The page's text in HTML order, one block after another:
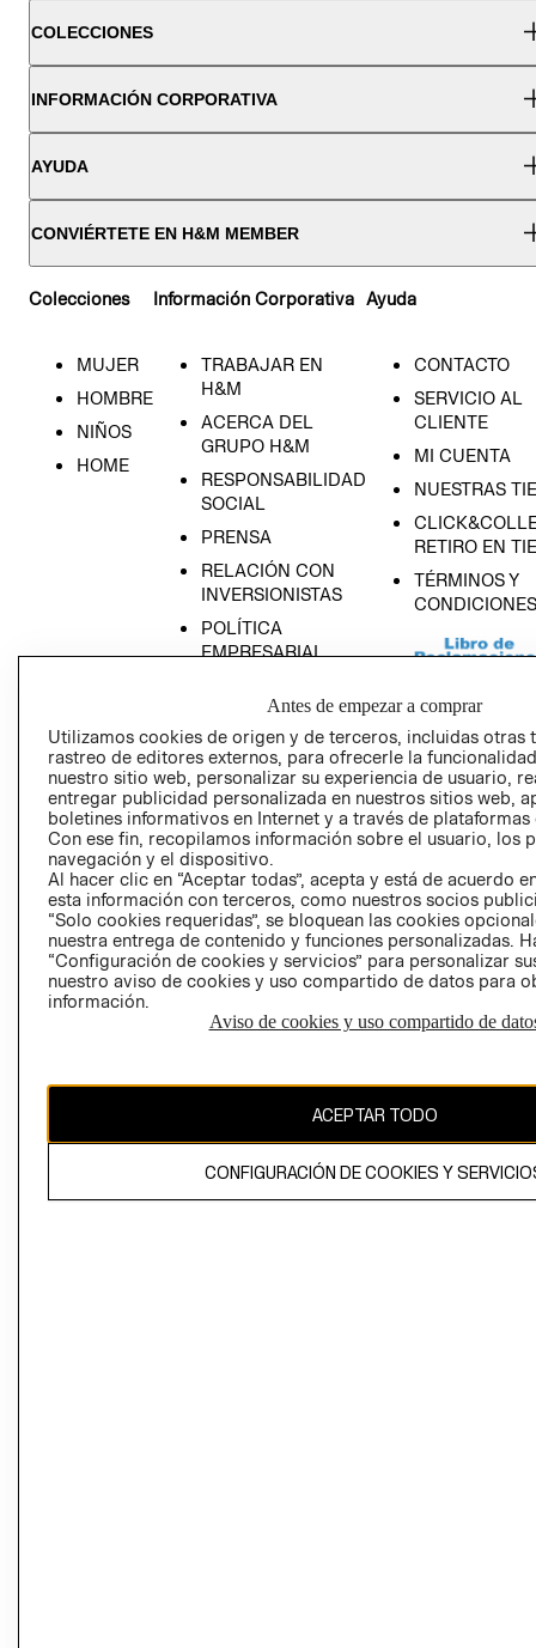
COLECCIONES
INFORMACIÓN CORPORATIVA
AYUDA
CONVIÉRTETE EN H&M MEMBER
Colecciones
MUJER
HOMBRE
NIÑOS
HOME
Información Corporativa
TRABAJAR EN
H&M
ACERCA DEL
GRUPO H&M
RESPONSABILIDAD
SOCIAL
PRENSA
RELACIÓN CON
INVERSIONISTAS
POLÍTICA
EMPRESARIAL
Ayuda
CONTACTO
SERVICIO AL
CLIENTE
MI CUENTA
NUESTRAS
RETIRO EN
TÉRMINOS Y
CONDICIONES
AVISO DE
PRIVACIDAD
GIFT CARD
El contenido de esta página web está protegido por copyright y es
Antes de empezar a comprar
Utilizamos cookies de origen y de terceros, incluidas otras
rastreo de editores externos, para ofrecerle la
nuestro sitio web, personalizar su experiencia de usuario,
entregar publicidad personalizada en nuestros sitios web,
boletines informativos en Internet y a través de plataformas
Con ese fin, recopilamos información sobre el usuario, los
navegación y el dispositivo.
Al hacer clic en “Aceptar todas”, acepta y está de acuerdo
esta información con terceros, como nuestros socios
“Solo cookies requeridas”, se bloquean las cookies
nuestra entrega de contenido y funciones personalizadas.
“Configuración de cookies y servicios” para personalizar
nuestro aviso de cookies y uso compartido de datos para
información.
Aviso de cookies y uso compartido de
ACEPTAR TODO
CONFIGURACIÓN DE COOKIES Y